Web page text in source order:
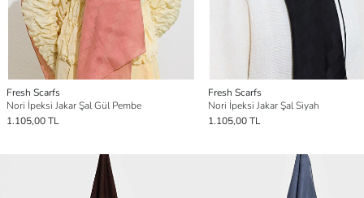
Fresh Scarfs
Nori İpeksi Jakar Şal Gül Pembe
1.105,00 TL
Fresh Scarfs
Nori İpeksi Jakar Şal Siyah
1.105,00 TL